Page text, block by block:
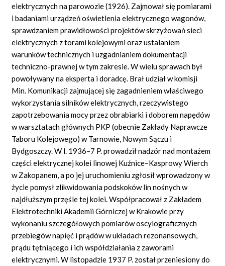
elektrycznych na parowozie (1926). Zajmował się pomiarami
i badaniami urządzeń oświetlenia elektrycznego wagonów,
sprawdzaniem prawidłowości projektów skrzyżowań sieci
elektrycznych z torami kolejowymi oraz ustalaniem
warunków technicznych i uzgadnianiem dokumentacji
techniczno-prawnej w tym zakresie. W wielu sprawach był
powoływany na eksperta i doradcę. Brał udział w komisji
Min. Komunikacji zajmującej się zagadnieniem właściwego
wykorzystania silników elektrycznych, rzeczywistego
zapotrzebowania mocy przez obrabiarki i doborem napędów
w warsztatach głównych PKP (obecnie Zakłady Naprawcze
Taboru Kolejowego) w Tarnowie, Nowym Sączu i
Bydgoszczy. W l. 1936–7 P. prowadził nadzór nad montażem
części elektrycznej kolei linowej Kuźnice–Kasprowy Wierch
w Zakopanem, a po jej uruchomieniu zgłosił wprowadzony w
życie pomysł zlikwidowania podskoków lin nośnych w
najdłuższym przęśle tej kolei. Współpracował z Zakładem
Elektrotechniki Akademii Górniczej w Krakowie przy
wykonaniu szczegółowych pomiarów oscylograficznych
przebiegów napięć i prądów w układach rezonansowych,
prądu tętniącego i ich współdziałania z zaworami
elektrycznymi. W listopadzie 1937 P. został przeniesiony do